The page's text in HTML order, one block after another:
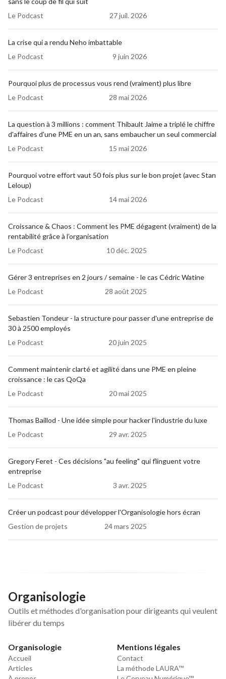
processus
Comment atteindre des résultats hors
norme sans devoir engager de superstars ?
Est-ce que les processus utiles permettent
de conserver les talents plus longtemps
dans une entreprise ?
Quel est le bon dosage lorsqu'on met en
Résultats ?
Votre histoire.
Votre processus d'entreprise globale (dans
les grandes lignes, je vous guide en vous
posant des questions).
Un retour d'expérience en lien avec la mise
en place d'un processus (ou optimisation
d'un processus).
Votre organisation personnelle.
Diffusion
Ma newsletter
hebdomadaire (15'000
lecteurs, 35% taux d'ouverture)
(environ 30'000
Ma chaîne
magazine économique Bilan
Mon profil LinkedIn (4500 abonnés)
Le Podcast
27 juil. 2026
La crise qui a rendu Neho imbattable
Le Podcast
9 juin 2026
Pourquoi plus de processus vous rend (vraiment) plus libre
Le Podcast
28 mai 2026
La question à 3 millions : comment Thibault Jaime a triplé le chiffre
d'affaires d'une PME en un an, sans embaucher un seul commercial
Le Podcast
15 mai 2026
Pourquoi votre effort vaut 50 fois plus sur le bon projet (avec Stan
Leloup)
Le Podcast
14 mai 2026
Croissance & Chaos : Comment les PME dégagent (vraiment) de la
rentabilité grâce à l’organisation
Le Podcast
10 déc. 2025
Gérer 3 entreprises en 2 jours / semaine - le cas Cédric Watine
Le Podcast
28 août 2025
Sebastien Tondeur - la structure pour passer d'une entreprise de
30 à 2500 employés
Le Podcast
20 juin 2025
Comment maintenir clarté et agilité dans une PME en pleine
croissance : le cas QoQa
Le Podcast
20 mai 2025
Thomas Baillod - Une idée simple pour hacker l'industrie du luxe
Le Podcast
29 avr. 2025
Gregory Feret - Ces décisions "au feeling" qui flinguent votre
entreprise
Le Podcast
3 avr. 2025
Créer un podcast pour développer l'Organisologie hors écran
Gestion de projets
24 mars 2025
Organisologie
Outils et méthodes d'organisation pour dirigeants qui veulent
libérer du temps
Organisologie
Accueil
Articles
Mentions légales
Contact
La méthode LAURA™